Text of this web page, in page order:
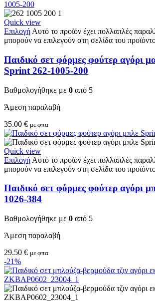
Quick view
Επιλογή Αυτό το προϊόν έχει πολλαπλές
μπορούν να επιλεγούν στη σελίδα του
Παιδικό σετ φόρμες φούτερ αγόρι
Sprint 262-1005-200
Βαθμολογήθηκε με 0 από 5
Άμεση παραλαβή
35.00 € με φπα
Quick view
Επιλογή Αυτό το προϊόν έχει πολλαπλές
μπορούν να επιλεγούν στη σελίδα του
Παιδικό σετ φόρμες φούτερ αγόρι
1026-384
Βαθμολογήθηκε με 0 από 5
Άμεση παραλαβή
29.50 € με φπα
-21%